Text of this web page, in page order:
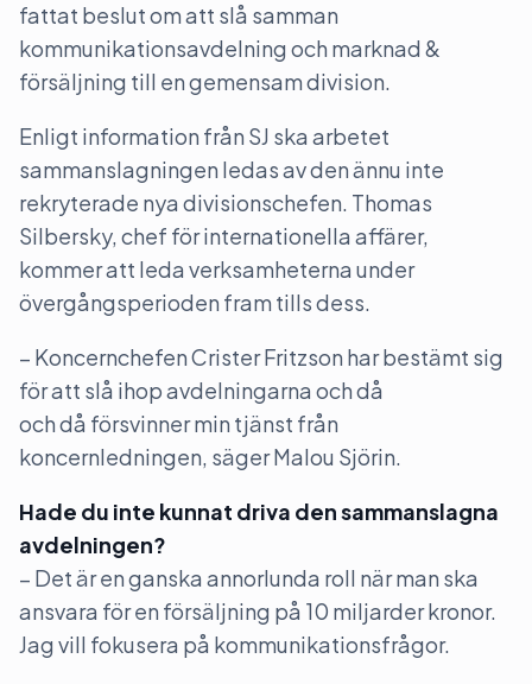
fattat beslut om att slå samman
kommunikationsavdelning och marknad &
försäljning till en gemensam division.
Enligt information från SJ ska arbetet
sammanslagningen ledas av den ännu inte
rekryterade nya divisionschefen. Thomas
Silbersky, chef för internationella affärer,
kommer att leda verksamheterna under
övergångsperioden fram tills dess.
– Koncernchefen Crister Fritzson har bestämt sig
för att slå ihop avdelningarna och då
och då försvinner min tjänst från
koncernledningen, säger Malou Sjörin.
Hade du inte kunnat driva den sammanslagna
avdelningen?
– Det är en ganska annorlunda roll när man ska
ansvara för en försäljning på 10 miljarder kronor.
Jag vill fokusera på kommunikationsfrågor.